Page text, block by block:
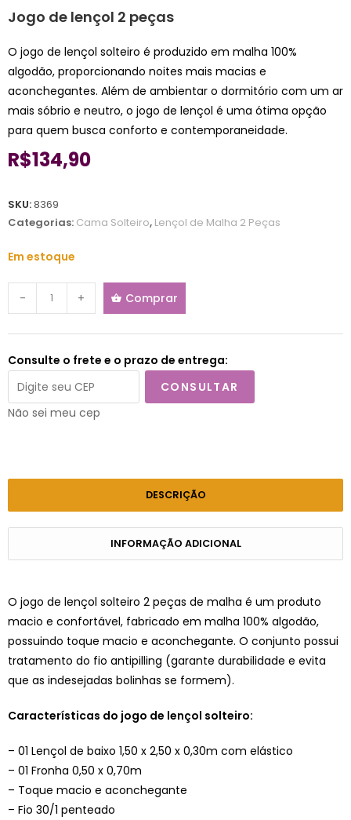
Jogo de lençol 2 peças
O jogo de lençol solteiro é produzido em malha 100%
algodão, proporcionando noites mais macias e
aconchegantes. Além de ambientar o dormitório com um ar
mais sóbrio e neutro, o jogo de lençol é uma ótima opção
para quem busca conforto e contemporaneidade.
R$134,90
SKU:8369
Categorias: Cama Solteiro, Lençol de Malha 2 Peças
Em estoque
- + Comprar
Consulte o frete e o prazo de entrega:
CONSULTAR
Não sei meu cep
DESCRIÇÃO
INFORMAÇÃO ADICIONAL
O jogo de lençol solteiro 2 peças de malha é um produto
macio e confortável, fabricado em malha 100% algodão,
possuindo toque macio e aconchegante. O conjunto possui
tratamento do fio antipilling (garante durabilidade e evita
que as indesejadas bolinhas se formem).
Características do jogo de lençol solteiro:
– 01 Lençol de baixo 1,50 x 2,50 x 0,30m com elástico
– 01 Fronha 0,50 x 0,70m
– Toque macio e aconchegante
– Fio 30/1 penteado